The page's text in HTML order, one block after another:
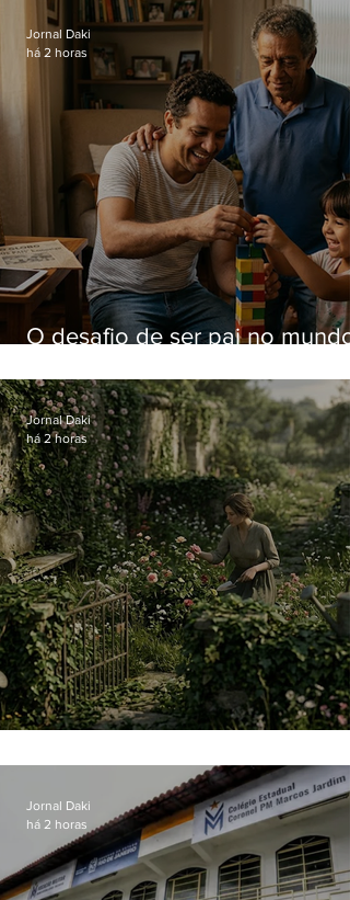
O desafio de ser pai no mundo
Jornal Daki
há 2 horas
Jornal Daki
há 2 horas
Jornal Daki
há 2 horas